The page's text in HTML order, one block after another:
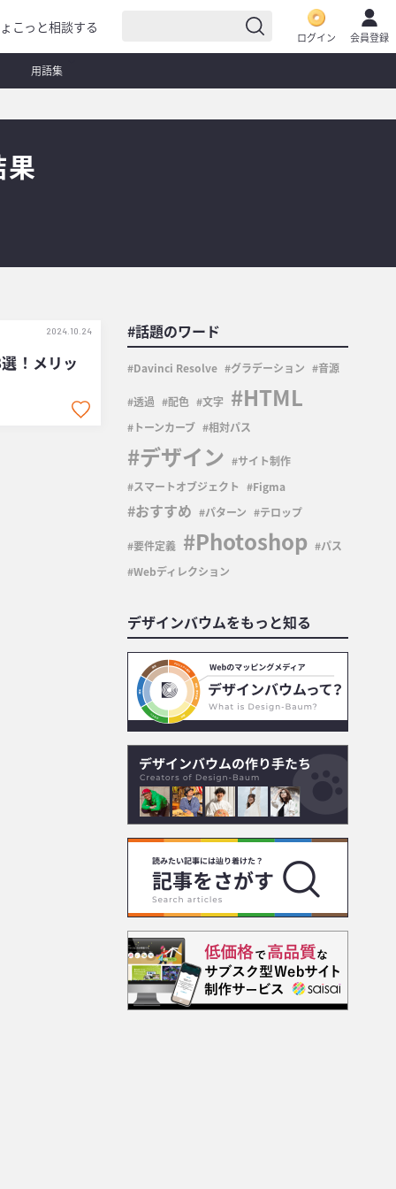
こっと相談する
ログイン 会員登録
用語集
！メリッ
2024.10.24 #話題のワード
Davinci Resolve グラデーション 音源
透過 配色 文字 HTML
トーンカーブ 相対パス
デザイン
サイト制作
スマートオブジェクト
Figma
おすすめ パターン テロップ
要件定義 Photoshop
パス
Webディレクション
デザインバウムをもっと知る